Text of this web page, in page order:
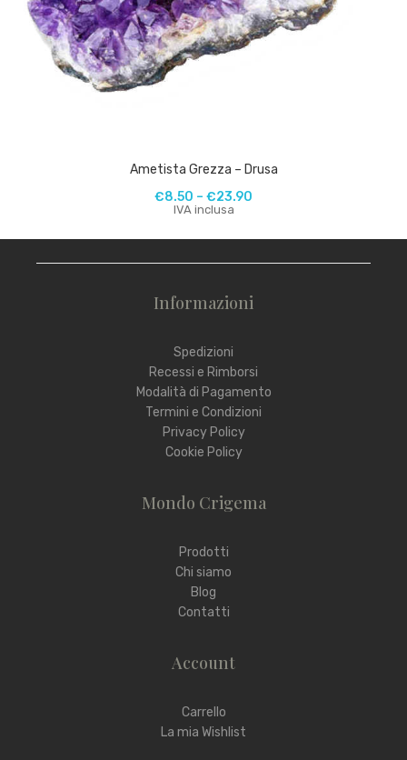
Ametista Grezza – Drusa
€8.50 – €23.90
IVA inclusa
Informazioni
Spedizioni
Recessi e Rimborsi
Modalità di Pagamento
Termini e Condizioni
Privacy Policy
Cookie Policy
Mondo Crigema
Prodotti
Chi siamo
Blog
Contatti
Account
Carrello
La mia Wishlist